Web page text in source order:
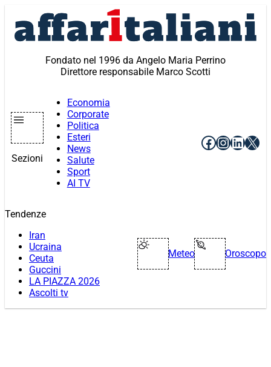
contenuto
Fondato nel 1996 da Angelo Maria Perrino
Direttore responsabile Marco Scotti
Sezioni
Economia
Corporate
Politica
Esteri
News
Salute
Sport
AI TV
Facebook
X
Tendenze
Iran
Ucraina
Ceuta
Guccini
LA PIAZZA 2026
Ascolti tv
Meteo Oroscopo